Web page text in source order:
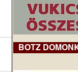
BOTZ